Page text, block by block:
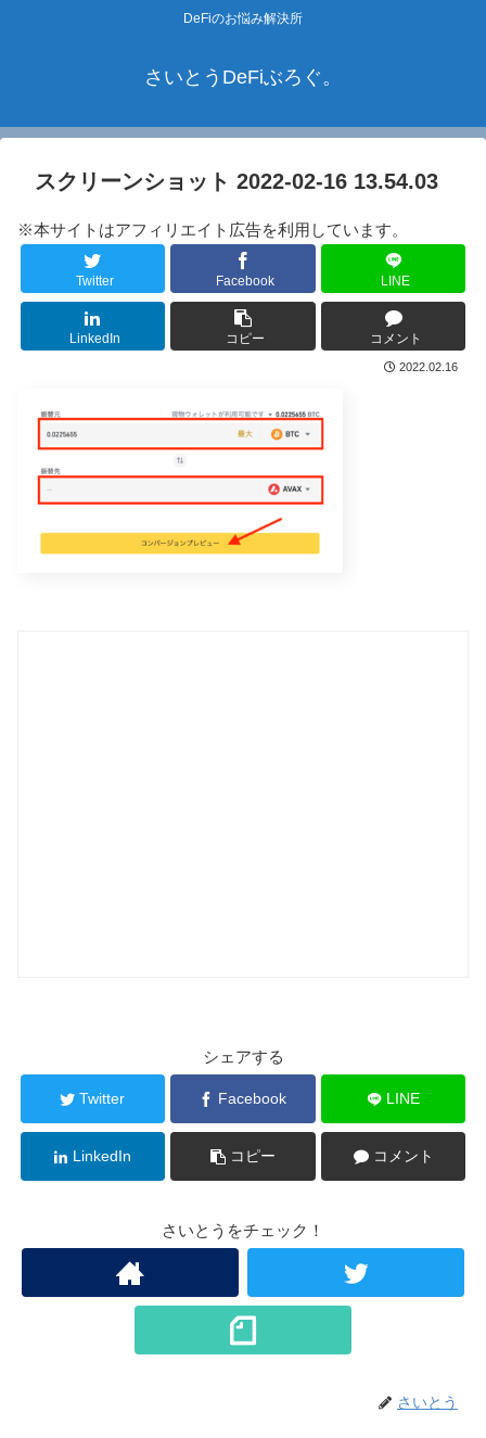
DeFiのお悩み解決所
さいとうDeFiぶろぐ。
スクリーンショット 2022-02-16 13.54.03
※本サイトはアフィリエイト広告を利用しています。
Twitter Facebook LINE
LinkedIn コピー コメント
2022.02.16
シェアする
Twitter Facebook LINE
LinkedIn コピー コメント
さいとうをチェック！
さいとう